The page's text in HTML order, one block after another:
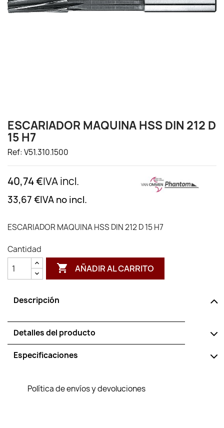
ESCARIADOR MAQUINA HSS DIN 212 D
15 H7
Ref: V51.310.1500
40,74 €IVA incl.
33,67 €IVA no incl.
ESCARIADOR MAQUINA HSS DIN 212 D 15 H7
Cantidad
 AÑADIR AL CARRITO
Descripción
Detalles del producto
Especificaciones
Política de envíos y devoluciones